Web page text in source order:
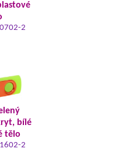
2
bílé
tělo
2